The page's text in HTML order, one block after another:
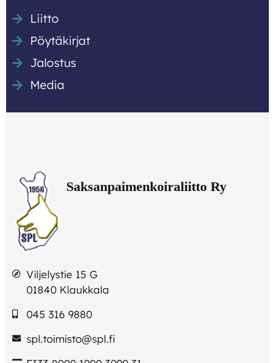
Liitto
Pöytäkirjat
Jalostus
Media
Viljelystie 15 G
01840 Klaukkala
045 316 9880
spl.toimisto@spl.fi